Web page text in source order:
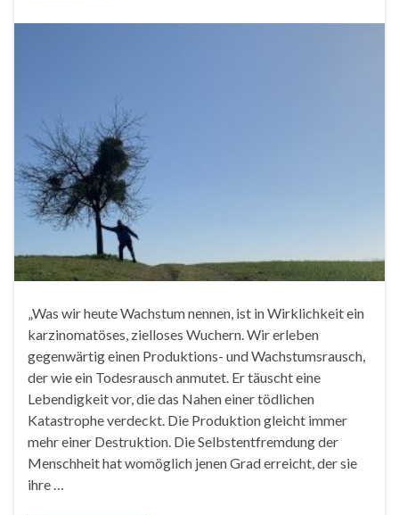
„Was wir heute Wachstum nennen, ist in Wirklichkeit ein
karzinomatöses, zielloses Wuchern. Wir erleben
gegenwärtig einen Produktions- und Wachstumsrausch,
der wie ein Todesrausch anmutet. Er täuscht eine
Lebendigkeit vor, die das Nahen einer tödlichen
Katastrophe verdeckt. Die Produktion gleicht immer
mehr einer Destruktion. Die Selbstentfremdung der
Menschheit hat womöglich jenen Grad erreicht, der sie
ihre …